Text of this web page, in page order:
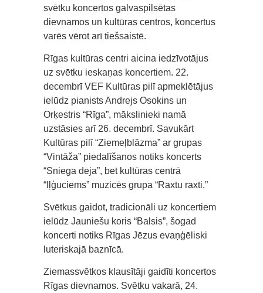
svētku koncertos galvaspilsētas
dievnamos un kultūras centros, koncertus
varēs vērot arī tiešsaistē.
Rīgas kultūras centri aicina iedzīvotājus
uz svētku ieskaņas koncertiem. 22.
decembrī VEF Kultūras pilī apmeklētājus
ielūdz pianists Andrejs Osokins un
Orķestris “Rīga”, mākslinieki namā
uzstāsies arī 26. decembrī. Savukārt
Kultūras pilī “Ziemeļblāzma” ar grupas
“Vintāža” piedalīšanos notiks koncerts
“Sniega deja”, bet kultūras centrā
“Iļģuciems” muzicēs grupa “Raxtu raxti.”
Svētkus gaidot, tradicionāli uz koncertiem
ielūdz Jauniešu koris “Balsis”, šogad
koncerti notiks Rīgas Jēzus evaņģēliski
luteriskajā baznīcā.
Ziemassvētkos klausītāji gaidīti koncertos
Rīgas dievnamos. Svētku vakarā, 24.